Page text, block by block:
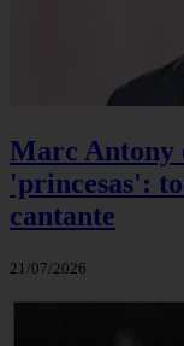
Marc Antony
'princesas':
cantante
21/07/2026